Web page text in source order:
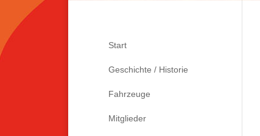
Start
Geschichte / Historie
Fahrzeuge
Mitglieder